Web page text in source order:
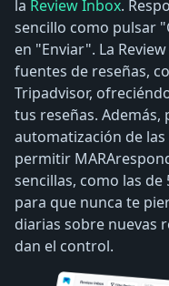
la Review Inbox.
sencillo como pulsar
en "Enviar". La
fuentes de reseñas,
Tripadvisor,
tus reseñas.
automatización de
permitir
sencillas, como las
para que nunca te
diarias sobre nuevas
dan el control.